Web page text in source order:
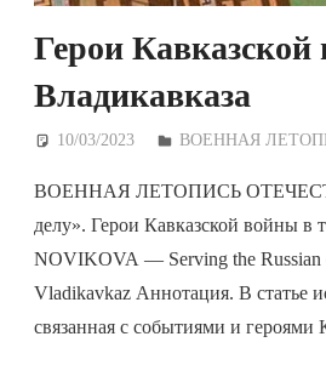
Герои
Владикавказа
10/03/2023 Дежурный по
ВОЕННАЯ
ВОЕННАЯ ЛЕТОПИСЬ
делу». Герои Кавказской войны в
NOVIKOVA — Serving the Russian
Vladikavkaz Аннотация. В статье
связанная с событиями и